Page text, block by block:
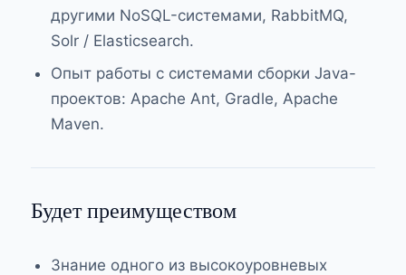
другими NoSQL-системами, RabbitMQ,
Solr / Elasticsearch.
Опыт работы с системами сборки Java-
проектов: Apache Ant, Gradle, Apache
Maven.
Будет преимуществом
Знание одного из высокоуровневых